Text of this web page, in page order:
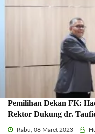
Pemilihan Dekan FK:
Rektor Dukung dr.
Rabu, 08 Maret 2023